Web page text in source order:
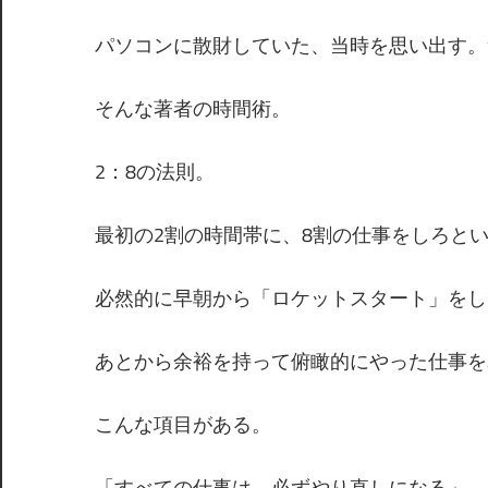
パソコンに散財していた、当時を思い出す
そんな著者の時間術。
2：8の法則。
最初の2割の時間帯に、8割の仕事をしろとい
必然的に早朝から「ロケットスタート」を
あとから余裕を持って俯瞰的にやった仕事を
こんな項目がある。